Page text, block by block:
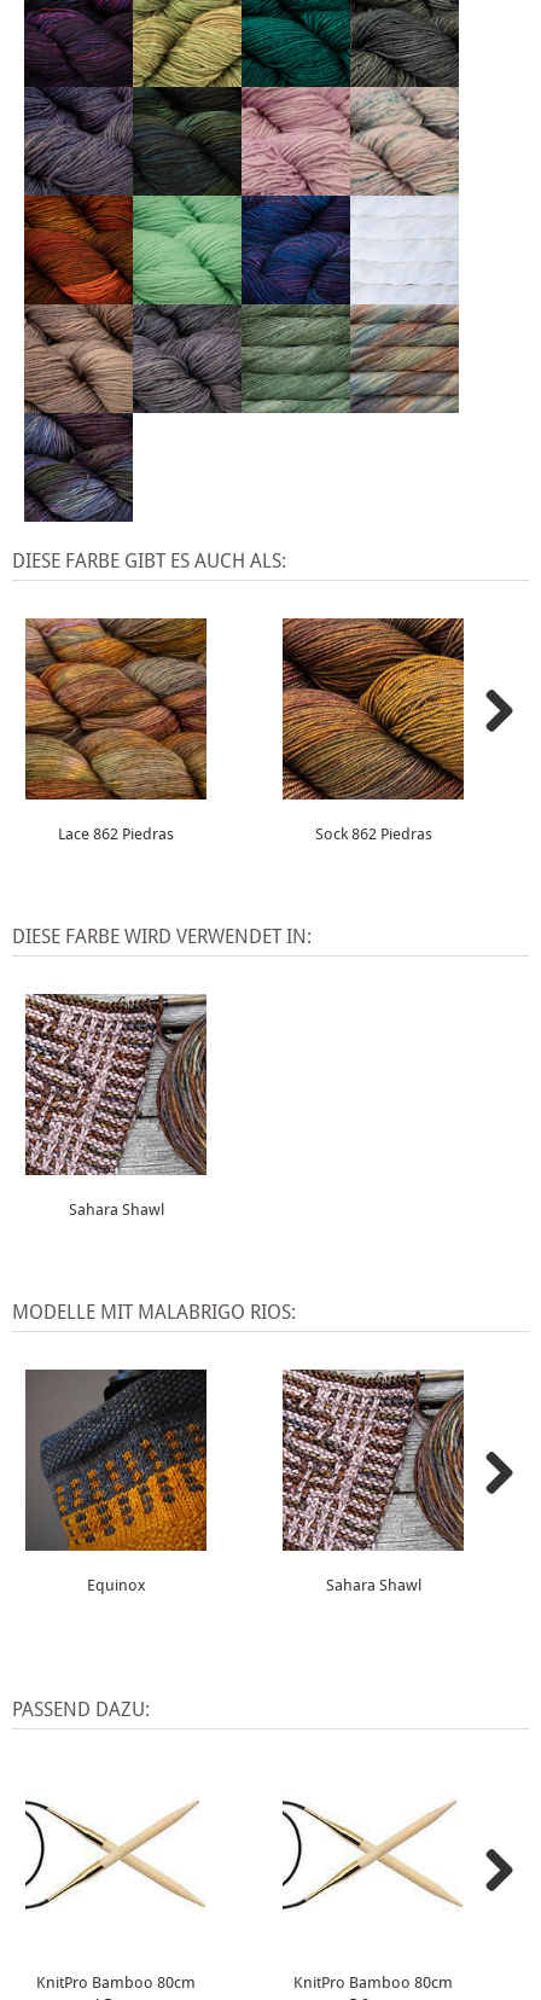
DIESE FARBE GIBT ES AUCH ALS:
Lace 862 Piedras Sock 862 Piedras
DIESE FARBE WIRD VERWENDET IN:
Sahara Shawl
MODELLE MIT MALABRIGO RIOS:
Equinox Sahara Shawl
PASSEND DAZU:
KnitPro Bamboo 80cm
KnitPro Bamboo 80cm